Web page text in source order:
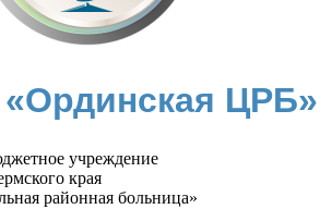
ЦРБ»
учреждение
края
районная больница»